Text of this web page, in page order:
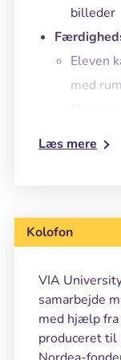
billeder
Eleven
med
Eleven
Eleven
Læs mere
Kolofon
VIA
samarbejde
med hjælp
produceret til